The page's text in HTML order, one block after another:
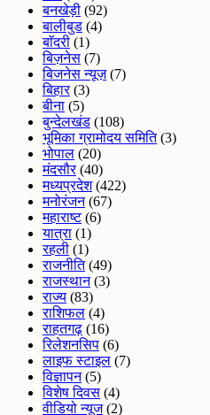
बनखेड़ी (92)
बालीबुड (4)
बाॅदरी (1)
बिज़नेस (7)
बिजनेस न्यूज़(7)
बिहार(3)
बीना (5)
बुन्देलखंड (108)
भूमिका ग्रामोदय समिति(3)
भोपाल (20)
मंदसौर(40)
मध्यप्रदेश(422)
मनोरंजन(67)
महाराष्ट(6)
यात्रा (1)
रहली (1)
राजनीति(49)
राजस्थान(3)
राज्य (83)
राशिफल (4)
राहतगढ़ (16)
रिलेशनसिप (6)
लाइफ स्टाइल (7)
विज्ञापन(5)
विशेष दिवस (4)
वीडियो न्यूज(2)